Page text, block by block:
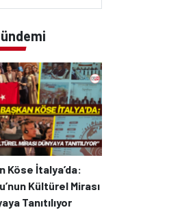
Köse İtalya’da:
Kültürel Mirası
Tanıtılıyor